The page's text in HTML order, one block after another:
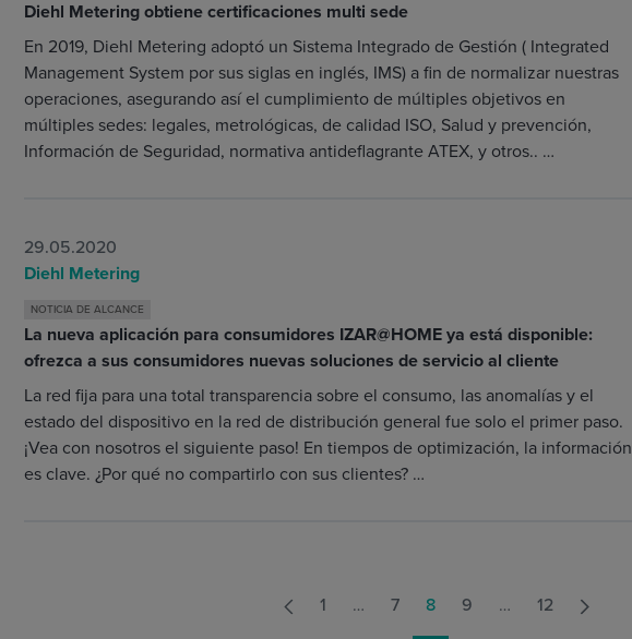
Diehl Metering obtiene certificaciones multi sede
En 2019, Diehl Metering adoptó un Sistema Integrado de Gestión ( Integrated
Management System por sus siglas en inglés, IMS) a fin de normalizar nuestras
operaciones, asegurando así el cumplimiento de múltiples objetivos en
múltiples sedes: legales, metrológicas, de calidad ISO, Salud y prevención,
Información de Seguridad, normativa antideflagrante ATEX, y otros.. …
29.05.2020
Diehl Metering
NOTICIA DE ALCANCE
La nueva aplicación para consumidores IZAR@HOME ya está disponible:
ofrezca a sus consumidores nuevas soluciones de servicio al cliente
La red fija para una total transparencia sobre el consumo, las anomalías y el
estado del dispositivo en la red de distribución general fue solo el primer paso.
¡Vea con nosotros el siguiente paso! En tiempos de optimización, la información
es clave. ¿Por qué no compartirlo con sus clientes? …
1 … 7 8 9 … 12